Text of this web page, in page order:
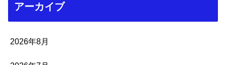
アーカイブ
2026年8月